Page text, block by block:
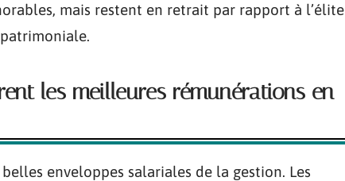
mais restent en retrait par rapport à l’élite
les meilleures rémunérations en
enveloppes salariales de la gestion. Les